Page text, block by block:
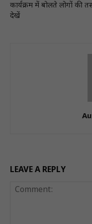
कार्यक्रम में बोलते लोगों की
देखें
LEAVE A REPLY